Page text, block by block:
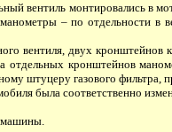
вентиль монтировались в
– по отдельности в
вентиля, двух кронштейнов
кронштейнов
штуцеру газового
была соответственно
машины.